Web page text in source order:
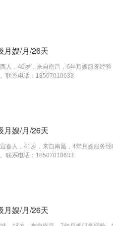
月嫂/月/26天
人，40岁，来自南昌，6年月嫂服务经
联系电话：18507010633
月嫂/月/26天
春人，41岁，来自南昌，4年月嫂服务
联系电话：18507010633
月嫂/月/26天